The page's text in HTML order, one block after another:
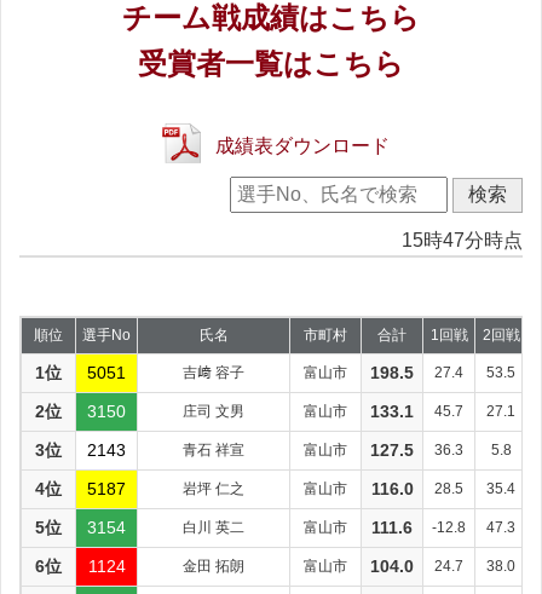
チーム戦成績はこちら
受賞者一覧はこちら
成績表ダウンロード
15時47分時点
順位 選手No 氏名 市町村 合計 1回戦 2回戦
1位 5051 吉﨑 容子 富山市 198.5 27.4 53.5
2位 3150 庄司 文男 富山市 133.1 45.7 27.1
3位 2143 青石 祥宣 富山市 127.5 36.3 5.8
4位 5187 岩坪 仁之 富山市 116.0 28.5 35.4
5位 3154 白川 英二 富山市 111.6 -12.8 47.3
6位 1124 金田 拓朗 富山市 104.0 24.7 38.0